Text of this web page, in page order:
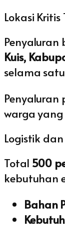
Lokasi
Penyaluran
Kuis,
selama
warga yang
Logistik
Total 500
kebutuhan
Bahan